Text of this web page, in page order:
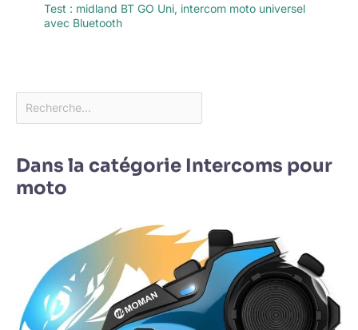
Test : midland BT GO Uni, intercom moto universel
avec Bluetooth
Dans la catégorie Intercoms pour
moto